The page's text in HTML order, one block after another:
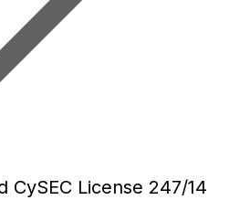
CySEC License 247/14